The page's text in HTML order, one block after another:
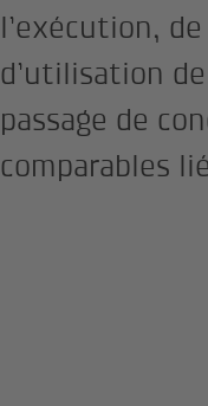
l’exécution,
d’utilisation
passage de
comparables